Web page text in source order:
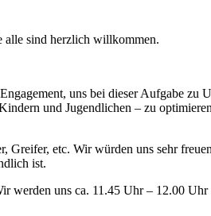
alle sind herzlich willkommen.
uns bei dieser Aufgabe
und Jugendlichen – zu
etc. Wir würden uns sehr
ist.
werden uns ca. 11.45 Uhr – 12.00